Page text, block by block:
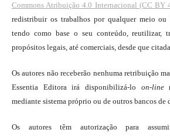
Commons Atribuição 4.0 Internacional (CC BY
redistribuir os trabalhos por qualquer meio ou
tendo como base o seu conteúdo, reutilizar,
propósitos legais, até comerciais, desde que
Os autores não receberão nenhuma retribuição
Essentia Editora irá disponibilizá-lo on-line
mediante sistema próprio ou de outros bancos de
Os autores têm autorização para